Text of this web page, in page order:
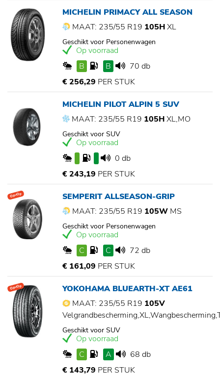
MICHELIN PRIMACY ALL SEASON
MAAT: 235/55 R19 105HXL
Geschikt voor Personenwagen
Op voorraad
B
B
70 db
€ 256,29 PER STUK
MICHELIN PILOT ALPIN 5 SUV
MAAT: 235/55 R19 105HXL,MO
Geschikt voor SUV
Op voorraad
0 db
€ 243,19 PER STUK
Op=Op
SEMPERIT ALLSEASON-GRIP
MAAT: 235/55 R19 105W MS
Geschikt voor Personenwagen
Op voorraad
C
C
72 db
€ 161,09 PER STUK
Op=Op
YOKOHAMA BLUEARTH-XT AE61
MAAT: 235/55 R19 105V
Geschikt voor SUV
Op voorraad
C
A
68 db
€ 143,79 PER STUK